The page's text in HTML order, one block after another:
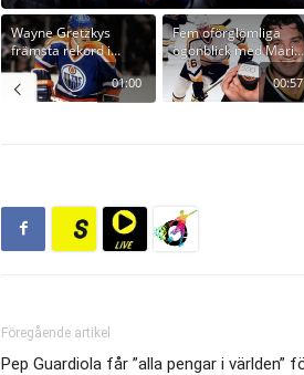
Föregående artikel
Pep Guardiola får ”alla pengar i världen”